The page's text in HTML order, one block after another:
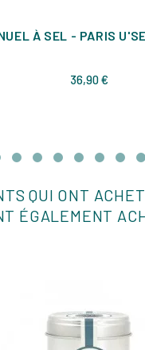
À SEL - PARIS
36,90 €
QUI ONT
ÉGALEMENT